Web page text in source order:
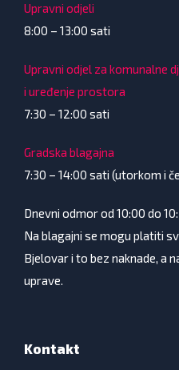
Upravni odjeli
8:00 – 13:00 sati
Upravni odjel za komunalne
i uređenje prostora
7:30 – 12:00 sati
Gradska blagajna
7:30 – 14:00 sati (utorkom i
Dnevni odmor od 10:00 do
Na blagajni se mogu platiti
Bjelovar i to bez naknade, a
uprave.
Kontakt